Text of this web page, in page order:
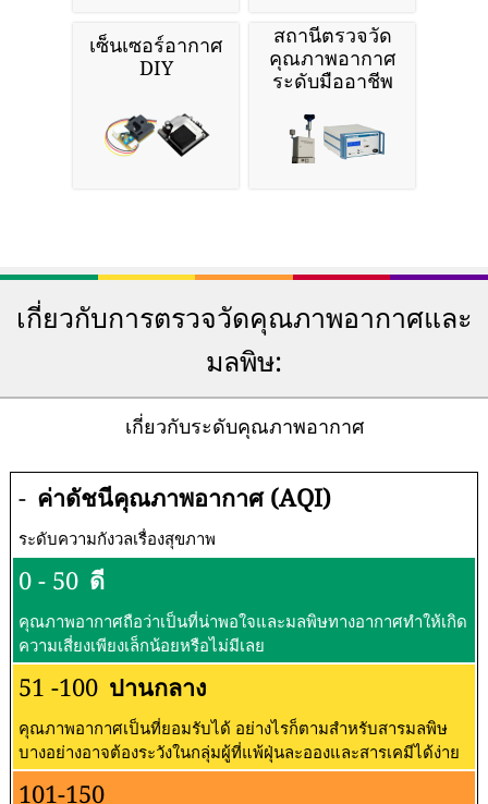
เซ็นเซอร์อากาศ
DIY
สถานีตรวจวัด
คุณภาพอากาศ
ระดับมืออาชีพ
เกี่ยวกับการตรวจวัดคุณภาพอากาศและ
มลพิษ:
เกี่ยวกับระดับคุณภาพอากาศ
- ค่าดัชนีคุณภาพอากาศ (AQI)
ระดับความกังวลเรื่องสุขภาพ
0 - 50 ดี
คุณภาพอากาศถือว่าเป็นที่น่าพอใจและมลพิษทางอากาศทำให้เกิด
ความเสี่ยงเพียงเล็กน้อยหรือไม่มีเลย
51 -100 ปานกลาง
คุณภาพอากาศเป็นที่ยอมรับได้ อย่างไรก็ตามสำหรับสารมลพิษ
บางอย่างอาจต้องระวังในกลุ่มผู้ที่แพ้ฝุ่นละอองและสารเคมีได้ง่าย
101-150